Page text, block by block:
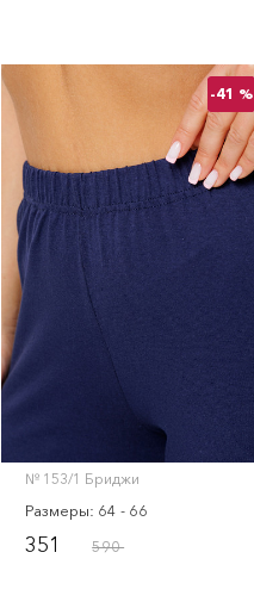
Футболки
Толстовки
Для дома
Тапки
-41 %
№ 153/1 Бриджи
Размеры: 64 - 66
351 590